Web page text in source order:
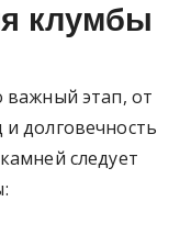
клумбы
важный этап, от
долговечность
следует